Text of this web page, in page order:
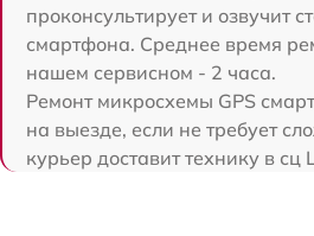
проконсультирует и озвучит
смартфона. Среднее время
нашем сервисном - 2 часа.
Ремонт микросхемы GPS
на выезде, если не требует
курьер доставит технику в сц